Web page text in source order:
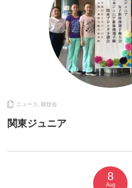
ニュース 競技会
関東ジュニア
8
Aug